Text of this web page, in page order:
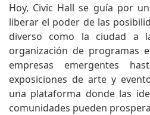
Hoy, Civic Hall se guía por
liberar el poder de las
diverso como la ciudad a
organización de programas
empresas emergentes
exposiciones de arte y
una plataforma donde las
comunidades pueden